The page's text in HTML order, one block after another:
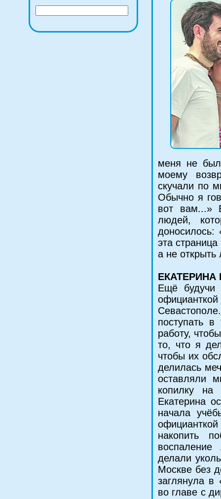
меня не
моему
скучали по
Обычно я
вот вам...»
людей,
эта
а не открыть
Ещё будучи
поступать
работу,
то, что я
чтобы их
делилась
оставляли
копилку на
Екатерина
начала
накопить
делали
Москве без
заглянула в
во главе с